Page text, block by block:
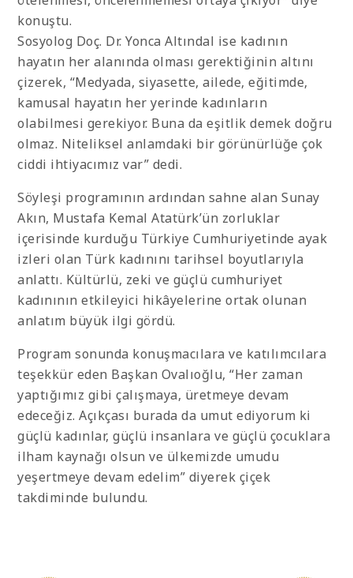
konuştu.
Sosyolog Doç. Dr. Yonca Altındal ise kadının
hayatın her alanında olması gerektiğinin altını
çizerek, “Medyada, siyasette, ailede, eğitimde,
kamusal hayatın her yerinde kadınların
olabilmesi gerekiyor. Buna da eşitlik demek doğru
olmaz. Niteliksel anlamdaki bir görünürlüğe çok
ciddi ihtiyacımız var” dedi.
Söyleşi programının ardından sahne alan Sunay
Akın, Mustafa Kemal Atatürk’ün zorluklar
içerisinde kurduğu Türkiye Cumhuriyetinde ayak
izleri olan Türk kadınını tarihsel boyutlarıyla
anlattı. Kültürlü, zeki ve güçlü cumhuriyet
kadınının etkileyici hikâyelerine ortak olunan
anlatım büyük ilgi gördü.
Program sonunda konuşmacılara ve katılımcılara
teşekkür eden Başkan Ovalıoğlu, “Her zaman
yaptığımız gibi çalışmaya, üretmeye devam
edeceğiz. Açıkçası burada da umut ediyorum ki
güçlü kadınlar, güçlü insanlara ve güçlü çocuklara
ilham kaynağı olsun ve ülkemizde umudu
yeşertmeye devam edelim” diyerek çiçek
takdiminde bulundu.